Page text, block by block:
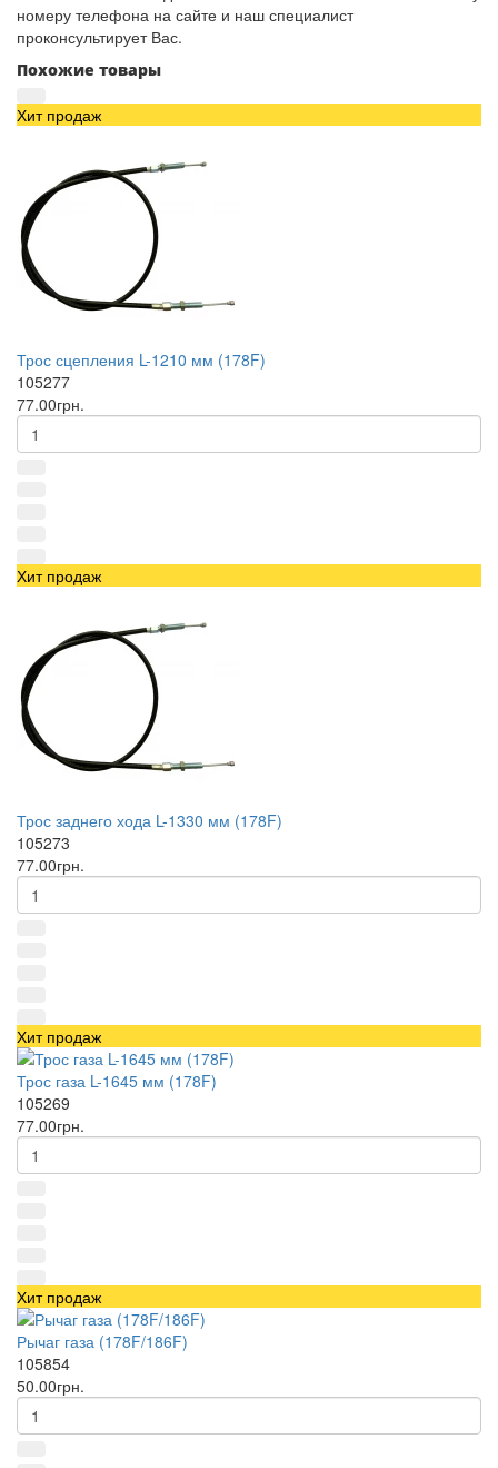
номеру телефона на сайте и наш специалист
проконсультирует Вас.
Похожие товары
Хит продаж
Трос сцепления L-1210 мм (178F)
105277
77.00грн.
Хит продаж
Трос заднего хода L-1330 мм (178F)
105273
77.00грн.
Хит продаж
Трос газа L-1645 мм (178F)
105269
77.00грн.
Хит продаж
Рычаг газа (178F/186F)
105854
50.00грн.